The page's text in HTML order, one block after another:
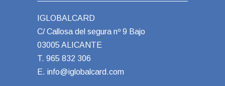
IGLOBALCARD
C/ Callosa del segura nº 9 Bajo
03005 ALICANTE
T. 965 832 306
E. info@iglobalcard.com